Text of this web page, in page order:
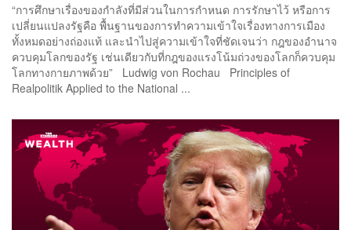
“การศึกษาเรื่องของกำลังที่มีส่วนในการกำหนด การรักษาไว้ หรือการ
เปลี่ยนแปลงรัฐคือ พื้นฐานของการทำความเข้าใจเรื่องทางการเมือง
ทั้งหมดอย่างถ่องแท้ และนำไปสู่ความเข้าใจที่ชัดเจนว่า กฎของอำนาจ
ควบคุมโลกของรัฐ เช่นเดียวกับที่กฎของแรงโน้มถ่วงของโลกก็ควบคุม
โลกทางกายภาพด้วย” Ludwig von Rochau Principles of
Realpolitik Applied to the National ...